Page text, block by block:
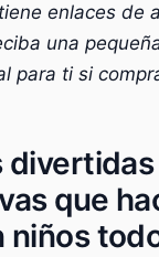
enlaces de
una
para ti si
que
niños